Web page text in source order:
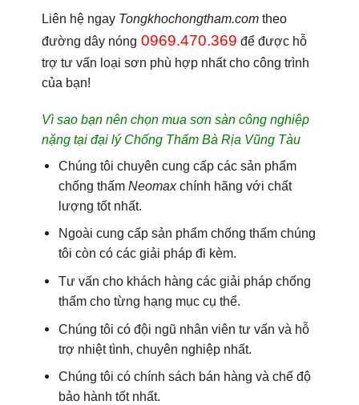
Liên hệ ngay Tongkhochongtham.comtheo
đường dây nóng 0969.470.369 để được hỗ
trợ tư vấn loại sơn phù hợp nhất cho công trình
của bạn!
Vì sao bạn nên chọn mua sơn sàn công nghiệp
nặng tại đại lý Chống Thấm Bà Rịa Vũng Tàu
Chúng tôi chuyên cung cấp các sản phẩm
chống thấm Neomaxchính hãng với chất
lượng tốt nhất.
Ngoài cung cấp sản phẩm chống thấm chúng
tôi còn có các giải pháp đi kèm.
Tư vấn cho khách hàng các giải pháp chống
thấm cho từng hạng mục cụ thể.
Chúng tôi có đội ngũ nhân viên tư vấn và hỗ
trợ nhiệt tình, chuyên nghiệp nhất.
Chúng tôi có chính sách bán hàng và chế độ
bảo hành tốt nhất.